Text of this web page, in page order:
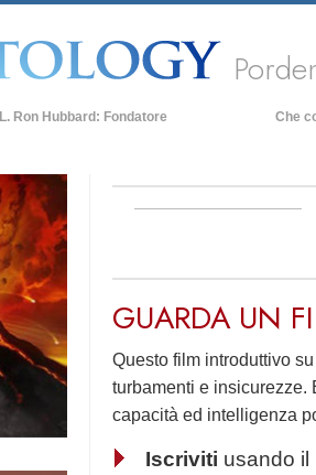
L. Ron Hubbard: Fondatore Che
Incontra
All’interno
I Principi
Amore e
GUARDA UN
Questo film introduttivo
turbamenti e insicurezze.
capacità ed intelligenza
Iscriviti usando il